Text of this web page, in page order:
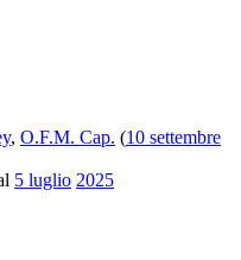
, O.F.M. Cap. (10 settembre
5 luglio 2025